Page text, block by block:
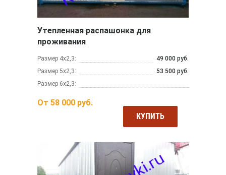
Утепленная распашонка для
проживания
Размер 4х2,3:
49 000 руб.
Размер 5х2,3:
53 500 руб.
Размер 6х2,3:
От 58 000 руб.
КУПИТЬ